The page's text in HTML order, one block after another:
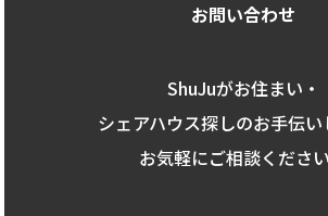
お問い合わせ
ShuJuがお住まい・
シェアハウス探しのお手伝い
お気軽にご相談ください